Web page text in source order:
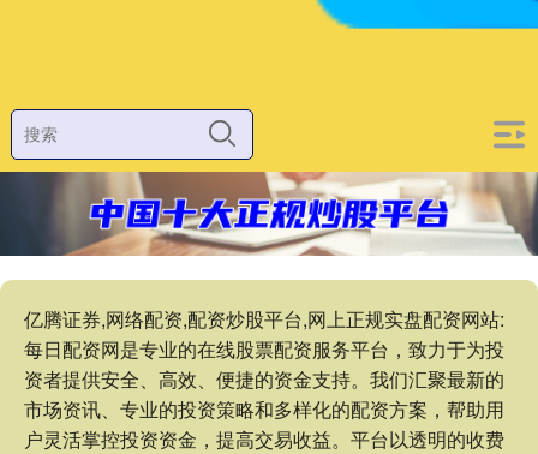
亿腾证券,网络配资,配资炒股平台,网上正规实盘配资网站:
每日配资网是专业的在线股票配资服务平台，致力于为投
资者提供安全、高效、便捷的资金支持。我们汇聚最新的
市场资讯、专业的投资策略和多样化的配资方案，帮助用
户灵活掌控投资资金，提高交易收益。平台以透明的收费